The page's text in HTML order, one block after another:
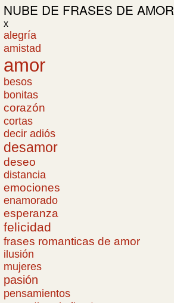
NUBE DE FRASES DE AMOR
x
alegría
amistad
amor
besos
bonitas
corazón
cortas
decir adiós
desamor
deseo
distancia
emociones
enamorado
esperanza
felicidad
frases romanticas de amor
ilusión
mujeres
pasión
pensamientos